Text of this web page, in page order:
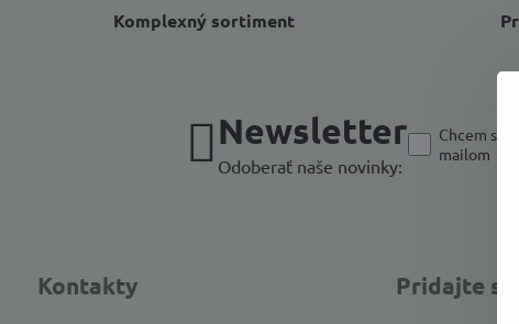
Komplexný sortiment
Newsletter
Odoberať naše novinky:
Chcem sa
mailom
Kontakty Pridajte sa